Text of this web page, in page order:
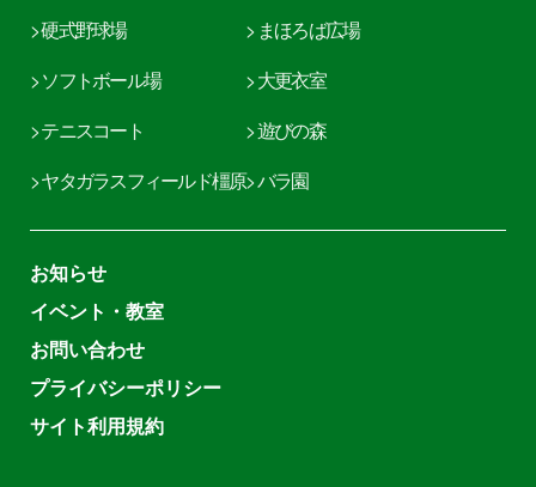
> 硬式野球場
> ソフトボール場
> テニスコート
> ヤタガラスフィールド橿原
> まほろば広場
> 大更衣室
> 遊びの森
> バラ園
お知らせ
イベント・教室
お問い合わせ
プライバシーポリシー
サイト利用規約